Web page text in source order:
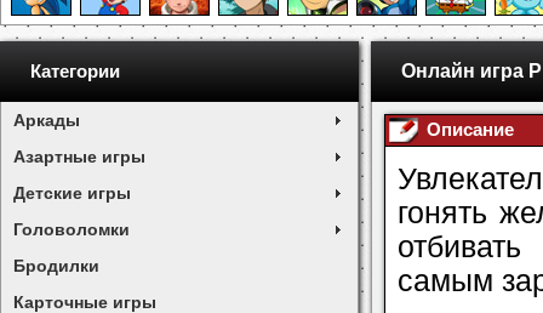
Категории
Аркады
Азартные игры
Детские игры
Головоломки
Бродилки
Карточные игры
Онлайн игра
Описание
гонять
самым